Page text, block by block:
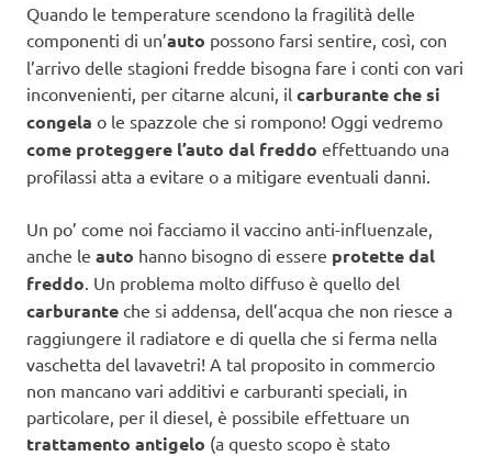
Quando le temperature scendono la fragilità delle
componenti di un’auto possono farsi sentire, così, con
l’arrivo delle stagioni fredde bisogna fare i conti con vari
inconvenienti, per citarne alcuni, il carburante che si
congela o le spazzole che si rompono! Oggi vedremo
come proteggere l’auto dal freddo effettuando una
profilassi atta a evitare o a mitigare eventuali danni.
Un po’ come noi facciamo il vaccino anti-influenzale,
anche le auto hanno bisogno di essere protette dal
freddo . Un problema molto diffuso è quello del
carburante che si addensa, dell’acqua che non riesce a
raggiungere il radiatore e di quella che si ferma nella
vaschetta del lavavetri! A tal proposito in commercio
non mancano vari additivi e carburanti speciali, in
particolare, per il diesel, è possibile effettuare un
trattamento antigelo (a questo scopo è stato